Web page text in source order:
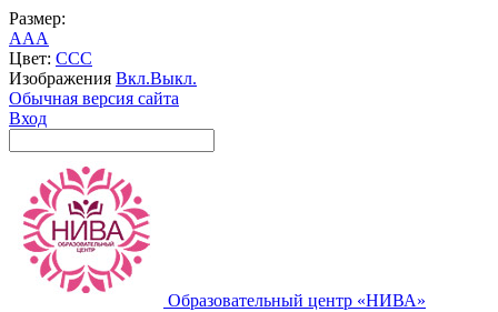
Размер:
AAA
Цвет: CCC
Изображения Вкл.Выкл.
Обычная версия сайта
Вход
Образовательный центр «НИВА»